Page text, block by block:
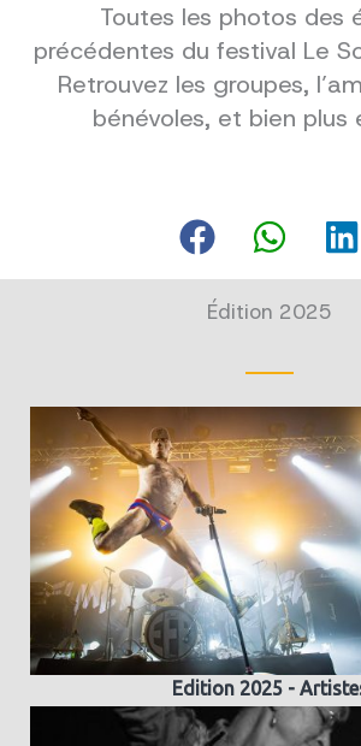
Toutes les photos des
précédentes du festival Le
Retrouvez les groupes,
bénévoles, et bien plus
Édition 2025
Edition 2025 -